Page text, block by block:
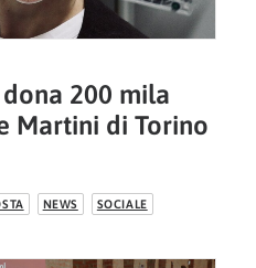
200 mila
Martini di Torino
NEWS SOCIALE